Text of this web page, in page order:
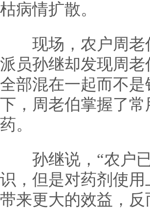
枯病情扩散。
现场，农户周老
派员孙继却发现周
全部混在一起而不
下，周老伯掌握了
药。
孙继说，“农户已
识，但是对药剂使
带来更大的效益，